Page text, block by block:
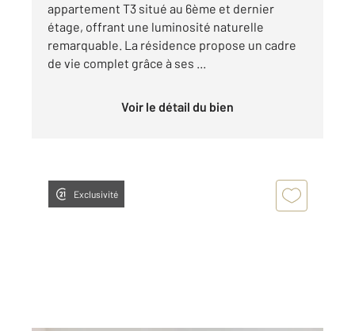
appartement T3 situé au 6ème et dernier
étage, offrant une luminosité naturelle
remarquable. La résidence propose un cadre
de vie complet grâce à ses ...
Voir le détail du bien
Exclusivité